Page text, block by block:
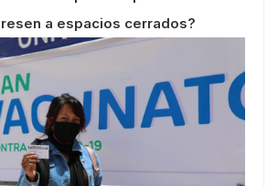
a espacios cerrados?